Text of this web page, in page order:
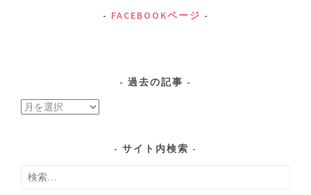
FACEBOOKページ
過去の記事
過
事
サイト内検索
検